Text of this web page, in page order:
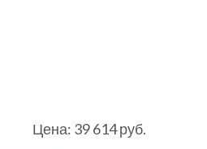
Цена: 39 614 руб.